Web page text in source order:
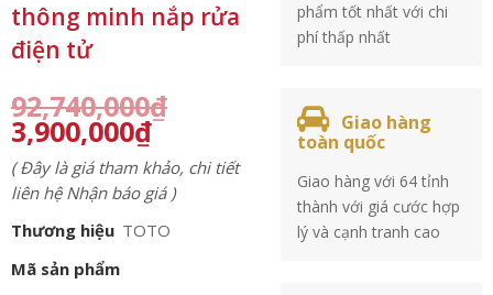
thông minh nắp rửa
điện tử
92,740,000₫
3,900,000₫
( Đây là giá tham khảo, chi tiết
liên hệ Nhận báo giá )
Thương hiệu TOTO
Mã sản phẩm
phẩm tốt nhất với chi
phí thấp nhất
Giao hàng
toàn quốc
Giao hàng với 64 tỉnh
thành với giá cước hợp
lý và cạnh tranh cao